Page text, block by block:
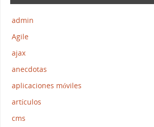
admin
Agile
ajax
anecdotas
aplicaciones móviles
artículos
cms